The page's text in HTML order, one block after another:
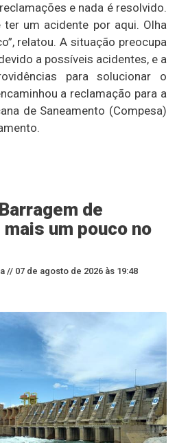
e nada é resolvido.
um acidente por aqui. Olha
relatou. A situação preocupa
a possíveis acidentes, e a
para solucionar o
a reclamação para a
de Saneamento (Compesa)
de
um pouco no
// 07 de agosto de 2026 às 19:48